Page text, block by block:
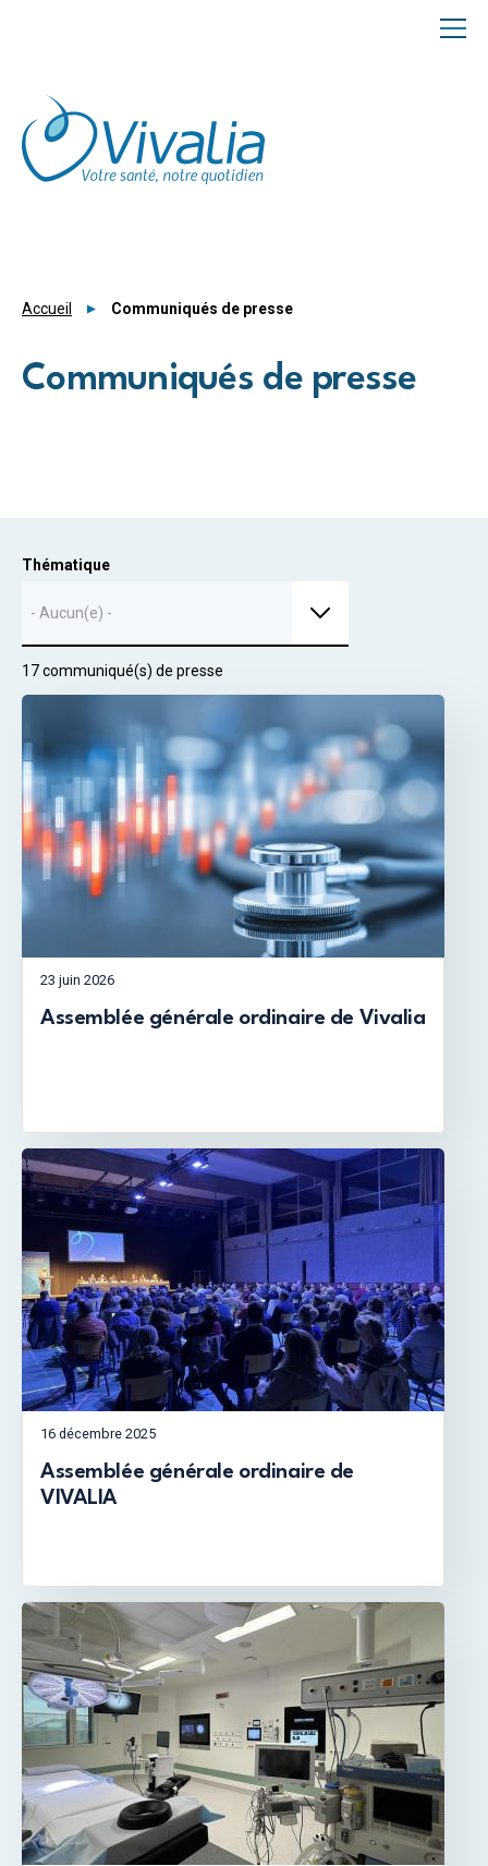
Accueil Communiqués de presse
Communiqués de presse
Thématique
- Aucun(e) -
17 communiqué(s) de presse
23 juin 2026
Assemblée générale ordinaire de Vivalia
16 décembre 2025
Assemblée générale ordinaire de
VIVALIA